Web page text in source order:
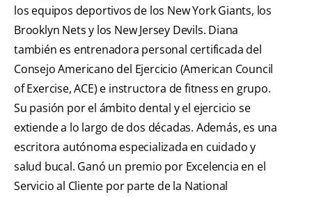
los equipos deportivos de los New York Giants, los
Brooklyn Nets y los New Jersey Devils. Diana
también es entrenadora personal certificada del
Consejo Americano del Ejercicio (American Council
of Exercise, ACE) e instructora de fitness en grupo.
Su pasión por el ámbito dental y el ejercicio se
extiende a lo largo de dos décadas. Además, es una
escritora autónoma especializada en cuidado y
salud bucal. Ganó un premio por Excelencia en el
Servicio al Cliente por parte de la National